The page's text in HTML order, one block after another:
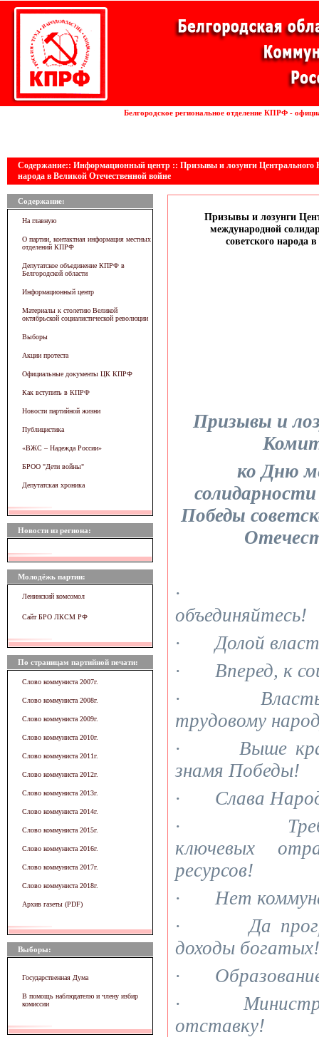
Белгородское региональное отделение КПРФ -
Содержание:: Информационный центр :: Призывы и лозунги
народа в Великой Отечественной войне
Содержание:
На главную
О партии, контактная информация местных
отделений КПРФ
Депутатское объединение КПРФ в
Белгородской области
Информационный центр
Материалы к столетию Великой
октябрьской социалистической революции
Выборы
Акции протеста
Официальные документы ЦК КПРФ
Как вступить в КПРФ
Новости партийной жизни
Публицистика
«ВЖC – Надежда России»
БРОО "Дети войны"
Депутатская хроника
Новости из региона:
Молодёжь партии:
Ленинский комсомол
Сайт БРО ЛКСМ РФ
По страницам партийной печати:
Слово коммуниста 2007г.
Слово коммуниста 2008г.
Слово коммуниста 2009г.
Слово коммуниста 2010г.
Слово коммуниста 2011г.
Слово коммуниста 2012г.
Слово коммуниста 2013г.
Слово коммуниста 2014г.
Слово коммуниста 2015г.
Слово коммуниста 2016г.
Слово коммуниста 2017г.
Слово коммуниста 2018г.
Архив газеты (PDF)
Выборы:
Государственная Дума
В помощь наблюдателю и члену избир
комиссии
Призывы и лозунги
международной
советского народа
Призывы и
ко Дню
Победы
·
объединяйтесь!
· Долой
· Вперед, к
· Власть и
трудовому
· Выше
знамя Победы!
· Слава
· Требуем
ключевых
ресурсов!
· Нет
· Да
доходы богатых!
·
·
отставку!